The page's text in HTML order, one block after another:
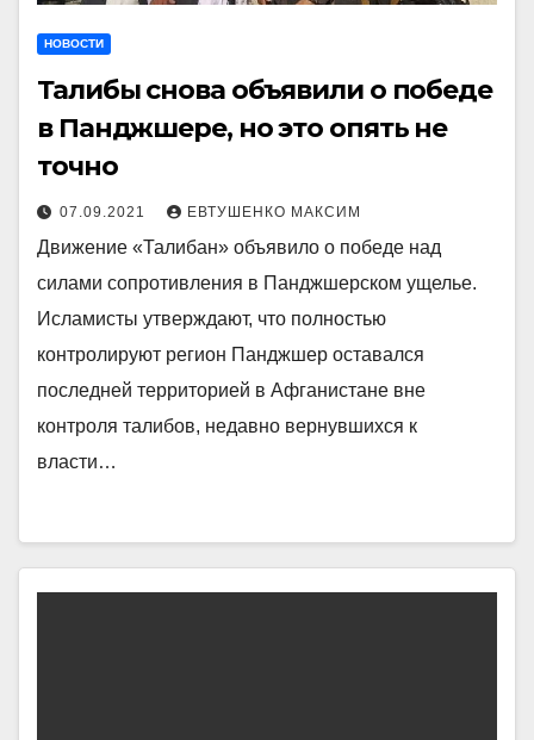
НОВОСТИ
Талибы снова объявили о победе
в Панджшере, но это опять не
точно
07.09.2021 ЕВТУШЕНКО МАКСИМ
Движение «Талибан» объявило о победе над
силами сопротивления в Панджшерском ущелье.
Исламисты утверждают, что полностью
контролируют регион Панджшер оставался
последней территорией в Афганистане вне
контроля талибов, недавно вернувшихся к
власти…